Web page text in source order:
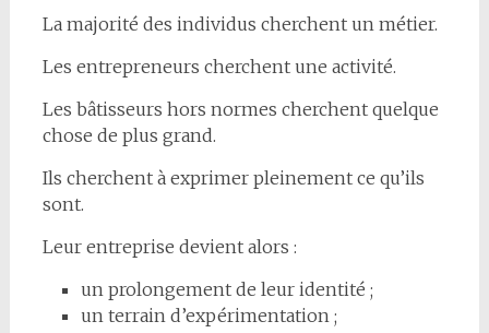
La majorité des individus cherchent un métier.
Les entrepreneurs cherchent une activité.
Les bâtisseurs hors normes cherchent quelque
chose de plus grand.
Ils cherchent à exprimer pleinement ce qu’ils
sont.
Leur entreprise devient alors :
un prolongement de leur identité ;
un terrain d’expérimentation ;